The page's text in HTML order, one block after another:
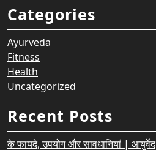
Categories
Ayurveda
Fitness
Health
Uncategorized
Recent Posts
के फायदे, उपयोग और सावधानियां | आयुर्वेद